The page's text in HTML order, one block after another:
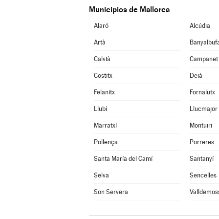
Municipios de Mallorca
Alaró Alcúdia
Artà
Calvià Campanet
Costitx Deià
Felanitx Fornalutx
Llubí Llucmajor
Marratxí Montuïri
Pollença Porreres
Santa María del Camí Santanyí
Selva Sencelles
Son Servera